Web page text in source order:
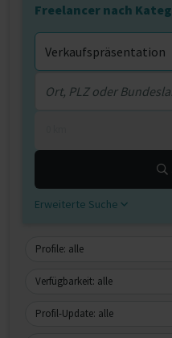
Freelancer nach
Erweiterte Suche
Profile: alle
Verfügbarkeit: alle
Profil-Update: alle